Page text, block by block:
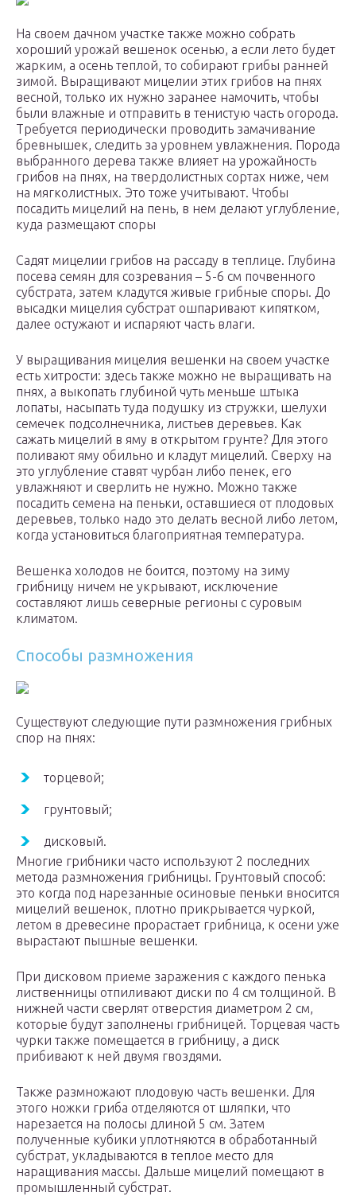
На своем дачном участке также можно собрать
хороший урожай вешенок осенью, а если лето будет
жарким, а осень теплой, то собирают грибы ранней
зимой. Выращивают мицелии этих грибов на пнях
весной, только их нужно заранее намочить, чтобы
были влажные и отправить в тенистую часть огорода.
Требуется периодически проводить замачивание
бревнышек, следить за уровнем увлажнения. Порода
выбранного дерева также влияет на урожайность
грибов на пнях, на твердолистных сортах ниже, чем
на мягколистных. Это тоже учитывают. Чтобы
посадить мицелий на пень, в нем делают углубление,
куда размещают споры
Садят мицелии грибов на рассаду в теплице. Глубина
посева семян для созревания – 5-6 см почвенного
субстрата, затем кладутся живые грибные споры. До
высадки мицелия субстрат ошпаривают кипятком,
далее остужают и испаряют часть влаги.
У выращивания мицелия вешенки на своем участке
есть хитрости: здесь также можно не выращивать на
пнях, а выкопать глубиной чуть меньше штыка
лопаты, насыпать туда подушку из стружки, шелухи
семечек подсолнечника, листьев деревьев. Как
сажать мицелий в яму в открытом грунте? Для этого
поливают яму обильно и кладут мицелий. Сверху на
это углубление ставят чурбан либо пенек, его
увлажняют и сверлить не нужно. Можно также
посадить семена на пеньки, оставшиеся от плодовых
деревьев, только надо это делать весной либо летом,
когда установиться благоприятная температура.
Вешенка холодов не боится, поэтому на зиму
грибницу ничем не укрывают, исключение
составляют лишь северные регионы с суровым
климатом.
Способы размножения
Существуют следующие пути размножения грибных
спор на пнях:
торцевой;
грунтовый;
дисковый.
Многие грибники часто используют 2 последних
метода размножения грибницы. Грунтовый способ:
это когда под нарезанные осиновые пеньки вносится
мицелий вешенок, плотно прикрывается чуркой,
летом в древесине прорастает грибница, к осени уже
вырастают пышные вешенки.
При дисковом приеме заражения с каждого пенька
лиственницы отпиливают диски по 4 см толщиной. В
нижней части сверлят отверстия диаметром 2 см,
которые будут заполнены грибницей. Торцевая часть
чурки также помещается в грибницу, а диск
прибивают к ней двумя гвоздями.
Также размножают плодовую часть вешенки. Для
этого ножки гриба отделяются от шляпки, что
нарезается на полосы длиной 5 см. Затем
полученные кубики уплотняются в обработанный
субстрат, укладываются в теплое место для
наращивания массы. Дальше мицелий помещают в
промышленный субстрат.